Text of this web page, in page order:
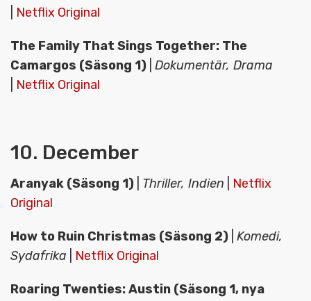
Netflix Original
The Family That Sings Together: The
Camargos (Säsong 1) Dokumentär, Drama
Netflix Original
10. December
Aranyak (Säsong 1) Thriller, Indien
Netflix
Original
How to Ruin Christmas (Säsong 2) Komedi,
Sydafrika
Netflix Original
Roaring Twenties: Austin (Säsong 1, nya